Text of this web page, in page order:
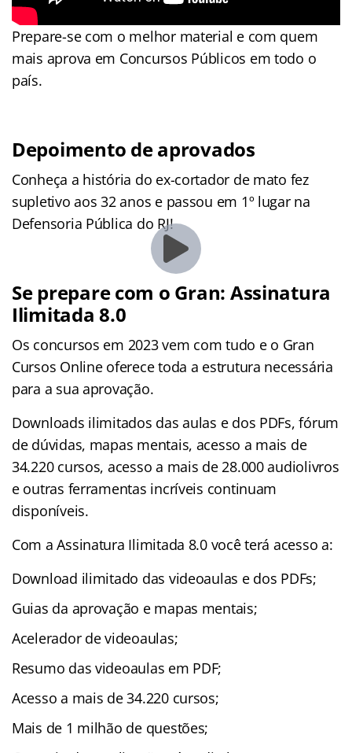
Prepare-se com o melhor material e com quem
mais aprova em Concursos Públicos em todo o
país.
Depoimento de aprovados
Conheça a história do ex-cortador de mato fez
supletivo aos 32 anos e passou em 1º lugar na
Defensoria Pública do RJ!
Se prepare com o Gran: Assinatura
Ilimitada 8.0
Os concursos em 2023 vem com tudo e o Gran
Cursos Online oferece toda a estrutura necessária
para a sua aprovação.
Downloads ilimitados das aulas e dos PDFs, fórum
de dúvidas, mapas mentais, acesso a mais de
34.220 cursos, acesso a mais de 28.000 audiolivros
e outras ferramentas incríveis continuam
disponíveis.
Com a Assinatura Ilimitada 8.0 você terá acesso a:
Download ilimitado das videoaulas e dos PDFs;
Guias da aprovação e mapas mentais;
Acelerador de videoaulas;
Resumo das videoaulas em PDF;
Acesso a mais de 34.220 cursos;
Mais de 1 milhão de questões;